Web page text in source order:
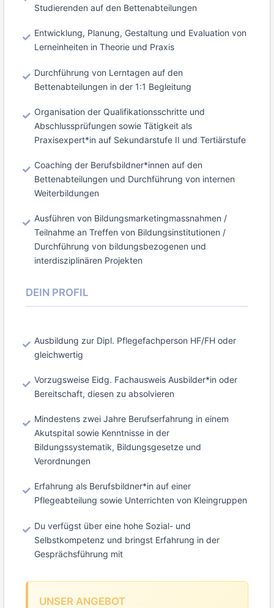
Studierenden auf den Bettenabteilungen
Entwicklung, Planung, Gestaltung und Evaluation von
Lerneinheiten in Theorie und Praxis
Durchführung von Lerntagen auf den
Bettenabteilungen in der 1:1 Begleitung
Organisation der Qualifikationsschritte und
Abschlussprüfungen sowie Tätigkeit als
Praxisexpert*in auf Sekundarstufe II und Tertiärstufe
Coaching der Berufsbildner*innen auf den
Bettenabteilungen und Durchführung von internen
Weiterbildungen
Ausführen von Bildungsmarketingmassnahmen /
Teilnahme an Treffen von Bildungsinstitutionen /
Durchführung von bildungsbezogenen und
interdisziplinären Projekten
DEIN PROFIL
Ausbildung zur Dipl. Pflegefachperson HF/FH oder
gleichwertig
Vorzugsweise Eidg. Fachausweis Ausbilder*in oder
Bereitschaft, diesen zu absolvieren
Mindestens zwei Jahre Berufserfahrung in einem
Akutspital sowie Kenntnisse in der
Bildungssystematik, Bildungsgesetze und
Verordnungen
Erfahrung als Berufsbildner*in auf einer
Pflegeabteilung sowie Unterrichten von Kleingruppen
Du verfügst über eine hohe Sozial- und
Selbstkompetenz und bringst Erfahrung in der
Gesprächsführung mit
UNSER ANGEBOT